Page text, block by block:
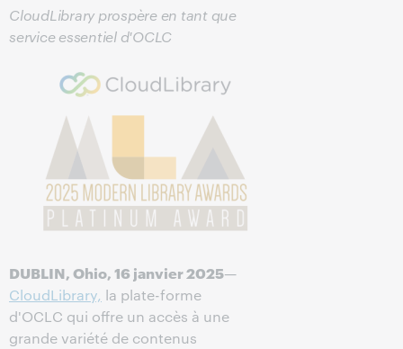
CloudLibrary prospère en tant que
service essentiel d'OCLC
DUBLIN, Ohio, 16 janvier 2025—
CloudLibrary, la plate-forme
d'OCLC qui offre un accès à une
grande variété de contenus